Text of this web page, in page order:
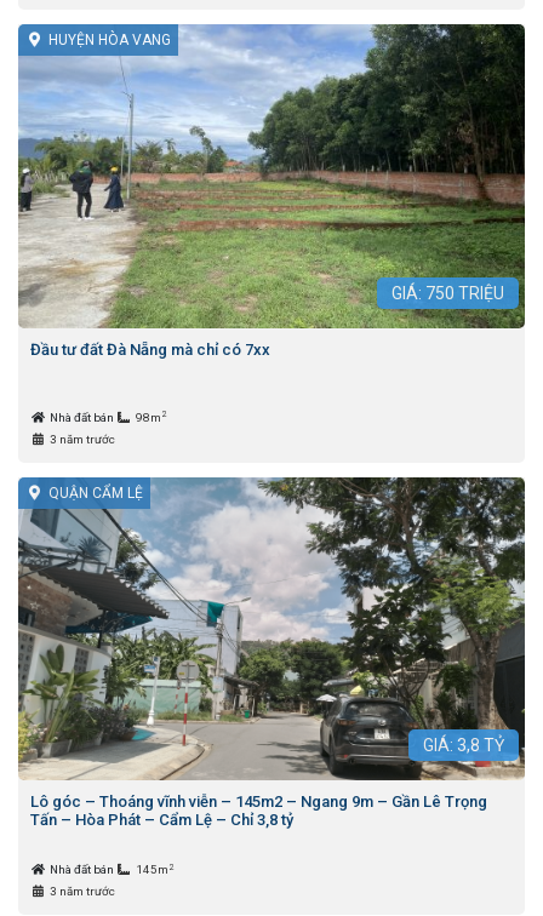
HUYỆN HÒA VANG
GIÁ: 750 TRIỆU
Đầu tư đất Đà Nẵng mà chỉ có 7xx
Nhà đất bán 98m 2
3 năm trước
QUẬN CẨM LỆ
GIÁ: 3,8 TỶ
Lô góc – Thoáng vĩnh viễn – 145m2 – Ngang 9m – Gần Lê Trọng
Tấn – Hòa Phát – Cẩm Lệ – Chỉ 3,8 tỷ
Nhà đất bán 145m 2
3 năm trước